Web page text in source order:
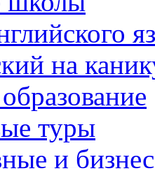
на
туры
и